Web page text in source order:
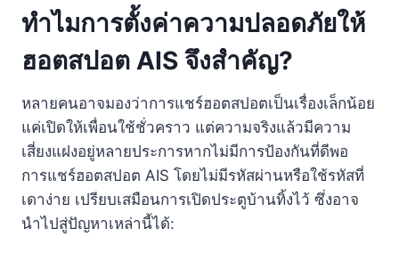
จำกัดความเร็วของคนที่มาเชื่อมต่อได้หรือไม่?
ถ้าเน็ตหมดแพ็กเกจตอนแชร์ฮอตสปอตจะเกิดอะไรขึ้น?
ทำไมการตั้งค่าความปลอดภัยให้
ฮอตสปอต AIS จึงสำคัญ?
หลายคนอาจมองว่าการแชร์ฮอตสปอตเป็นเรื่องเล็กน้อย
แค่เปิดให้เพื่อนใช้ชั่วคราว แต่ความจริงแล้วมีความ
เสี่ยงแฝงอยู่หลายประการหากไม่มีการป้องกันที่ดีพอ
การแชร์ฮอตสปอต AIS โดยไม่มีรหัสผ่านหรือใช้รหัสที่
เดาง่าย เปรียบเสมือนการเปิดประตูบ้านทิ้งไว้ ซึ่งอาจ
นำไปสู่ปัญหาเหล่านี้ได้: